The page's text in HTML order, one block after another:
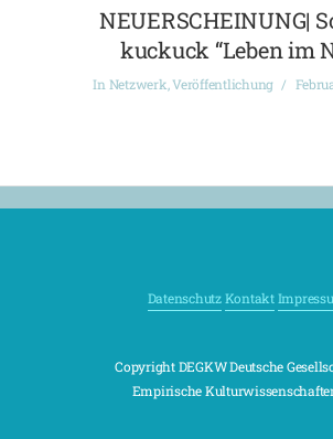
NEUERSCHEINUNG|
kuckuck “Leben im
In Netzwerk,Veröffentlichung
DatenschutzKontakt
Copyright DEGKW Deutsche
Empirische